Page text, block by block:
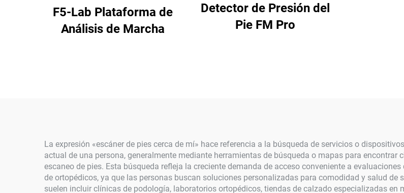
F5-Lab Plataforma de
Análisis de Marcha
Detector de Presión del
Pie FM Pro
La expresión «escáner de pies cerca de mí» hace referencia a la búsqueda de servicios o
actual de una persona, generalmente mediante herramientas de búsqueda o mapas para
escaneo de pies. Esta búsqueda refleja la creciente demanda de acceso conveniente a
de ortopédicos, ya que las personas buscan soluciones personalizadas para comodidad y salud de
suelen incluir clínicas de podología, laboratorios ortopédicos, tiendas de calzado especializadas